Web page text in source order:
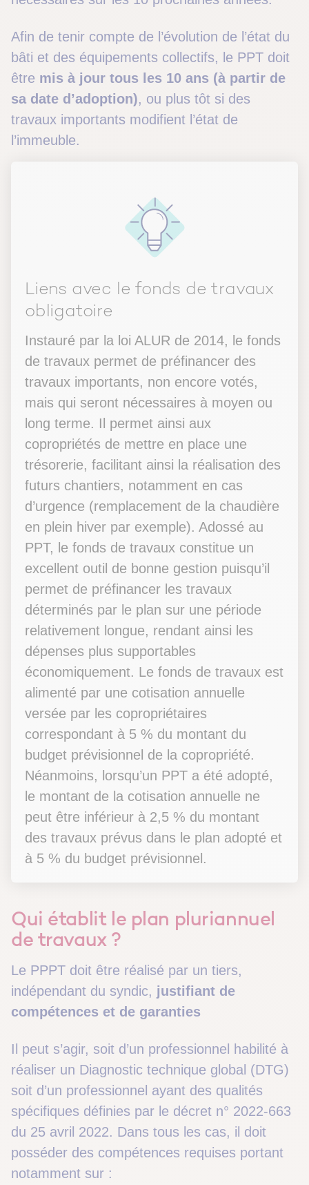
Afin de tenir compte de l’évolution de l’état du
bâti et des équipements collectifs, le PPT doit
être mis à jour tous les 10 ans (à partir de
sa date d’adoption), ou plus tôt si des
travaux importants modifient l’état de
l’immeuble.
Liens avec le fonds de travaux
obligatoire
Instauré par la loi ALUR de 2014, le fonds
de travaux permet de préfinancer des
travaux importants, non encore votés,
mais qui seront nécessaires à moyen ou
long terme. Il permet ainsi aux
copropriétés de mettre en place une
trésorerie, facilitant ainsi la réalisation des
futurs chantiers, notamment en cas
d’urgence (remplacement de la chaudière
en plein hiver par exemple). Adossé au
PPT, le fonds de travaux constitue un
excellent outil de bonne gestion puisqu’il
permet de préfinancer les travaux
déterminés par le plan sur une période
relativement longue, rendant ainsi les
dépenses plus supportables
économiquement. Le fonds de travaux est
alimenté par une cotisation annuelle
versée par les copropriétaires
correspondant à 5 % du montant du
budget prévisionnel de la copropriété.
Néanmoins, lorsqu’un PPT a été adopté,
le montant de la cotisation annuelle ne
peut être inférieur à 2,5 % du montant
des travaux prévus dans le plan adopté et
à 5 % du budget prévisionnel.
Qui établit le plan pluriannuel
de travaux ?
Le PPPT doit être réalisé par un tiers,
indépendant du syndic, justifiant de
compétences et de garanties
Il peut s’agir, soit d’un professionnel habilité à
réaliser un Diagnostic technique global (DTG)
soit d’un professionnel ayant des qualités
spécifiques définies par le décret n° 2022-663
du 25 avril 2022. Dans tous les cas, il doit
posséder des compétences requises portant
notamment sur :